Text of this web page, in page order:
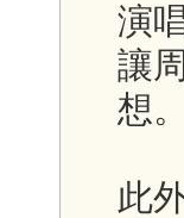
演
讓
想。
此